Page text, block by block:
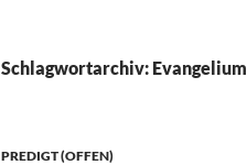
Schlagwortarchiv: Evangelium
PREDIGT (OFFEN)